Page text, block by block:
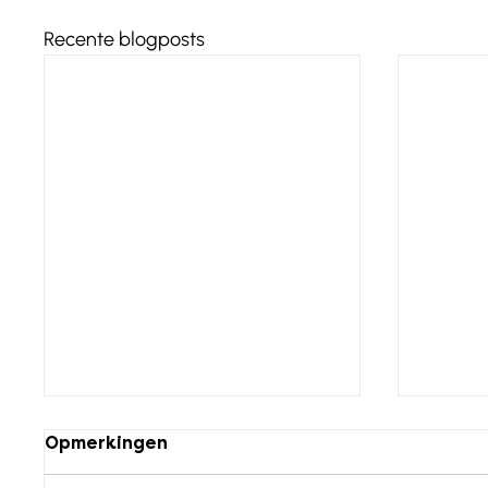
Recente blogposts
Opmerkingen